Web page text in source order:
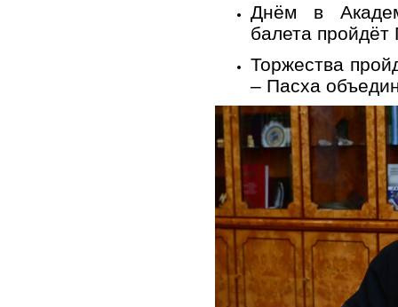
Днём в
балета пройдёт
Торжества
– Пасха